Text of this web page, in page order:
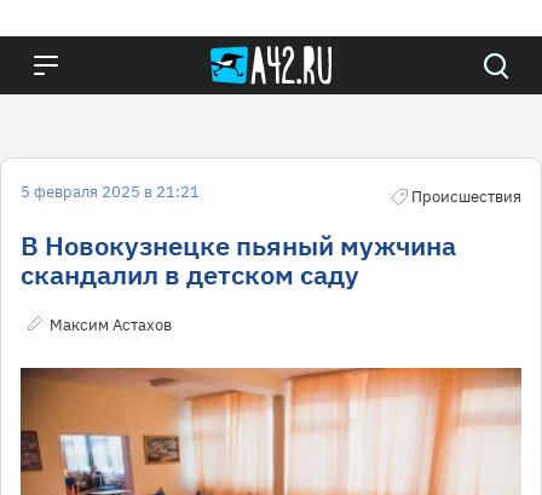
5 февраля 2025 в 21:21 Происшествия
В Новокузнецке пьяный мужчина
скандалил в детском саду
Максим Астахов